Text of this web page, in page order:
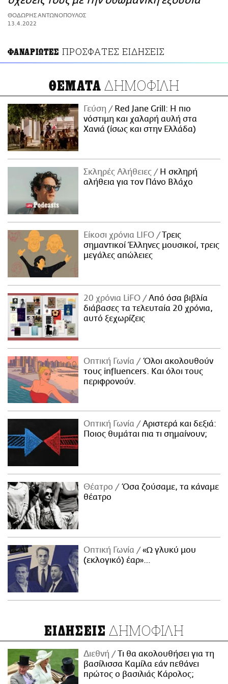
ΑΜΠΑ
PRINT
ΘΟΔΩΡΗΣ ΑΝΤΩΝΟΠΟΥΛΟΣ
13.4.2022
ΦΑΝΑΡΙΩΤΕΣ ΠΡΟΣΦΑΤΕΣ ΕΙΔΗΣΕΙΣ
ΘΕΜΑΤΑ ΔΗΜΟΦΙΛΗ
Γεύση
Red Jane Grill: Η πιο
νόστιμη και χαλαρή αυλή στα
Χανιά (ίσως και στην Ελλάδα)
Σκληρές Αλήθειες
H σκληρή
αλήθεια για τον Πάνο Βλάχο
Είκοσι χρόνια LIFO
Tρεις
σημαντικοί Έλληνες μουσικοί, τρεις
μεγάλες απώλειες
20 χρόνια LiFO
Από όσα βιβλία
διάβασες τα τελευταία 20 χρόνια,
αυτό ξεχωρίζεις
Οπτική Γωνία
Όλοι ακολουθούν
τους influencers. Και όλοι τους
περιφρονούν.
Οπτική Γωνία
Αριστερά και δεξιά:
Ποιος θυμάται πια τι σημαίνουν;
Θέατρο
Όσα ζούσαμε, τα κάναμε
θέατρο
Οπτική Γωνία
«Ω γλυκύ μου
(εκλογικό) έαρ»…
ΕΙΔΗΣΕΙΣ ΔΗΜΟΦΙΛΗ
Διεθνή
Τι θα ακολουθήσει για τη
βασίλισσα Καμίλα εάν πεθάνει
πρώτος ο βασιλιάς Κάρολος;